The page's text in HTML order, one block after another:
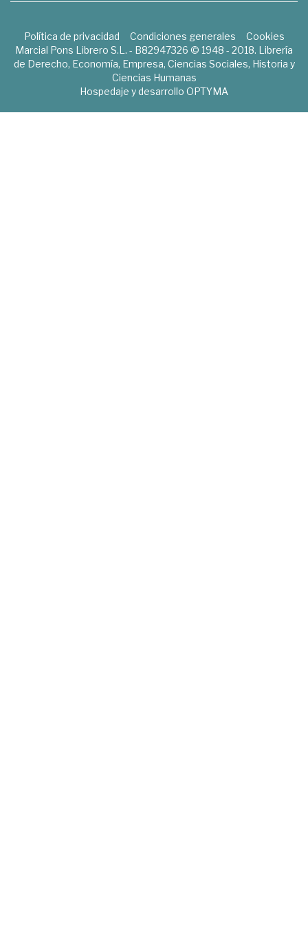
Política de privacidad Condiciones generales
Cookies
Marcial Pons Librero S.L. - B82947326 © 1948 - 2018. Librería
de Derecho, Economía, Empresa, Ciencias Sociales, Historia y
Ciencias Humanas
Hospedaje y desarrollo OPTYMA